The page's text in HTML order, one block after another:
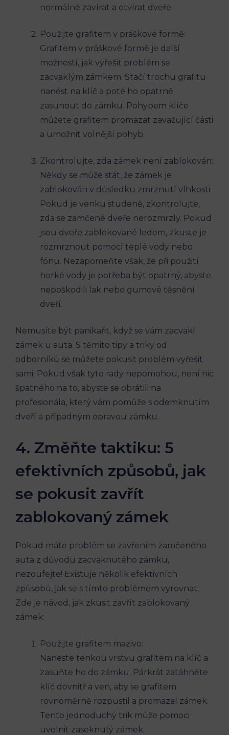
normálně zavírat a otvírat dveře.​
Použijte grafitem v práškové formě:
⁢Grafitem v práškové ‌formě je další⁣
možností, jak vyřešit problém‌ se
‌zacvaklým zámkem. Stačí trochu ⁢grafitu‍
nanést na ⁤klíč a ⁤poté ho opatrně
zasunout do zámku. Pohybem klíče
můžete grafitem promazat zavažující části
a umožnit volnější pohyb.
Zkontrolujte, zda ​zámek není zablokován:
Někdy se může stát, že‍ zámek je
zablokován v důsledku ‍zmrznutí vlhkosti.
Pokud je ⁢venku studeně, zkontrolujte,
zda se zamčené dveře ​nerozmrzly. Pokud
jsou dveře‌ zablokované ‌ledem, zkuste je
rozmrznout pomocí teplé vody​ nebo⁤
fónu. Nezapomeňte však, že⁣ při použití
horké vody‌ je potřeba být opatrný, ⁢abyste
nepoškodili lak nebo gumové⁤ těsnění
dveří.
Nemusíte být panikařit, když se vám zacvakl
‍zámek u auta. S těmito tipy a⁤ triky⁣ od
odborníků se ⁢můžete pokusit problém vyřešit
sami. Pokud však tyto rady nepomohou, není nic
‌špatného ⁤na to, abyste se obrátili na
profesionála,⁢ který vám pomůže‌ s odemknutím
dveří a případným opravou zámku.
4. Změňte taktiku:‌ 5
efektivních ‌způsobů, jak
se pokusit​ zavřít
zablokovaný zámek
Pokud máte problém ‍se zavřením‍ zamčeného
auta z ‍důvodu zacvaknutého zámku,
nezoufejte! Existuje několik efektivních
způsobů, ‌jak‌ se s tímto problémem vyrovnat.⁤
Zde‍ je návod,‌ jak zkusit​ zavřít⁣ zablokovaný
zámek:
Použijte grafitem⁢ mazivo:
Naneste tenkou vrstvu grafitem‍ na klíč⁣ a
zasuňte ho do zámku. Párkrát zatáhněte
klíč dovnitř​ a ven, aby se grafitem
rovnoměrně⁣ rozpustil a promazal zámek.
⁣Tento jednoduchý trik může pomoci
uvolnit zaseknutý zámek.